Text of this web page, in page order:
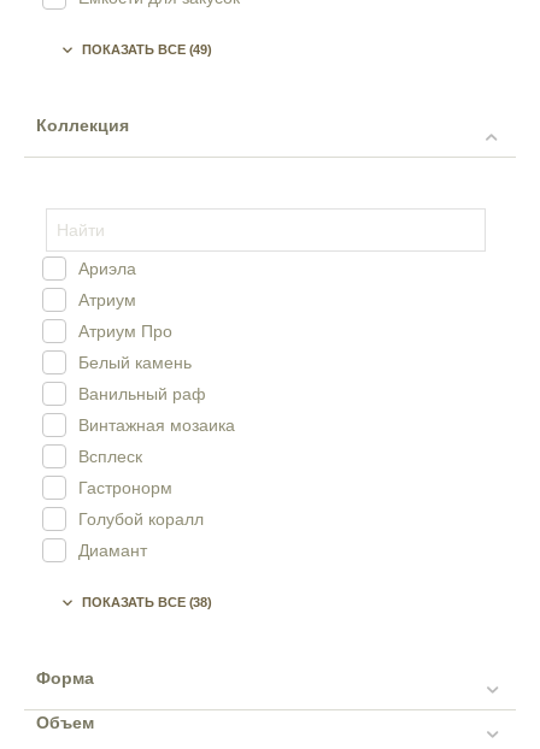
Кастрюли
Кофейники
Кружки
Ложки
Масленки
Менажницы
Мини-тажины
Молочники
Наборы для специй
Наборы из сахарницы и молочника
Пепельницы
Перечницы
Подносы
Подставки для зубочисток
Подставки для яйца
Рамекины
 ПОКАЗАТЬ ВСЕ(49)
Коллекция
Ариэла
Атриум
Атриум Про
Белый камень
Ванильный раф
Винтажная мозаика
Всплеск
Гастронорм
Голубой коралл
Диамант
Древесный камень
Искусство и ремесло
Квартет
 ПОКАЗАТЬ ВСЕ(38)
Форма
Объем